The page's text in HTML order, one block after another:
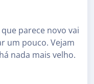
parece novo vai
um pouco. Vejam
nada mais velho.